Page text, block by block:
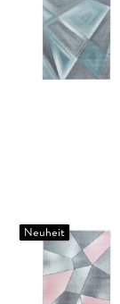
Neuheit